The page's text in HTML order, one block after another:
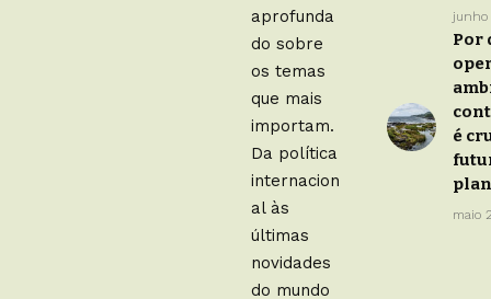
aprofunda
do sobre
os temas
que mais
importam.
Da política
internacion
al às
últimas
novidades
do mundo
junho
Por
é
maio